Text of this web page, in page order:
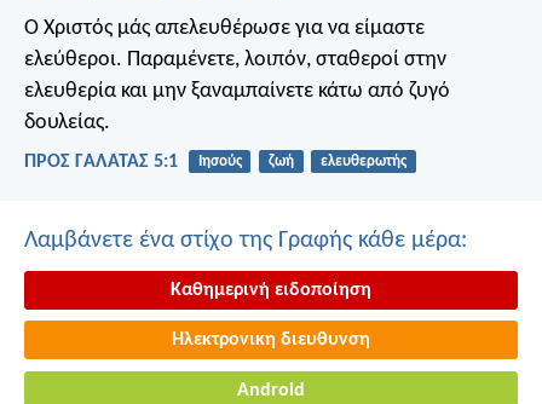
Ο Χριστός μάς απελευθέρωσε για να είμαστε
ελεύθεροι. Παραμένετε, λοιπόν, σταθεροί στην
ελευθερία και μην ξαναμπαίνετε κάτω από ζυγό
δουλείας.
ΠΡΟΣ ΓΑΛΑΤΑΣ 5:1 Ιησούς ζωή ελευθερωτής
Λαμβάνετε ένα στίχο της Γραφής κάθε μέρα:
Καθημερινή ειδοποίηση
Ηλεκτρονικη διευθυνση
Android